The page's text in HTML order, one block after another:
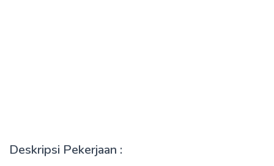
Deskripsi Pekerjaan :